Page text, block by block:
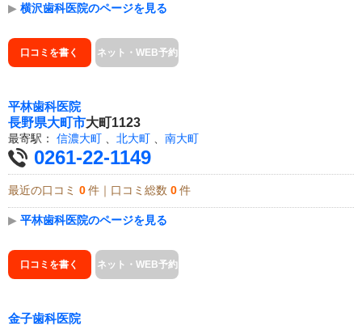
▶ 横沢歯科医院のページを見る
口コミを書く ネット・WEB予約
平林歯科医院
長野県大町市大町1123
最寄駅： 信濃大町 北大町 南大町
0261-22-1149
最近の口コミ 0 件｜口コミ総数 0 件
▶ 平林歯科医院のページを見る
口コミを書く ネット・WEB予約
金子歯科医院